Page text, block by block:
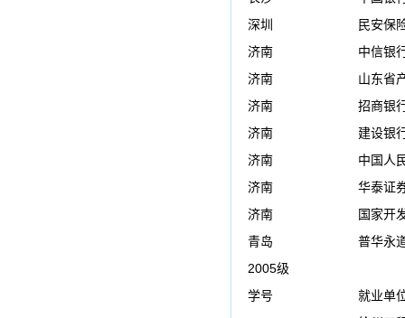
深圳
民安保
济南
中信银
济南
山东省
济南
招商银
济南
建设银
济南
中国人
济南
华泰证
济南
国家开
青岛
普华永
2005级
学号
就业单